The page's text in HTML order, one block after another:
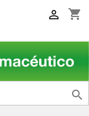
shopping_cart

